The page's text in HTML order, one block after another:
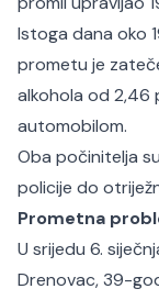
Istoga dana oko
prometu je
alkohola od 2,46
automobilom.
Oba počinitelja
policije do
Prometna
U srijedu 6.
Drenovac, 39-